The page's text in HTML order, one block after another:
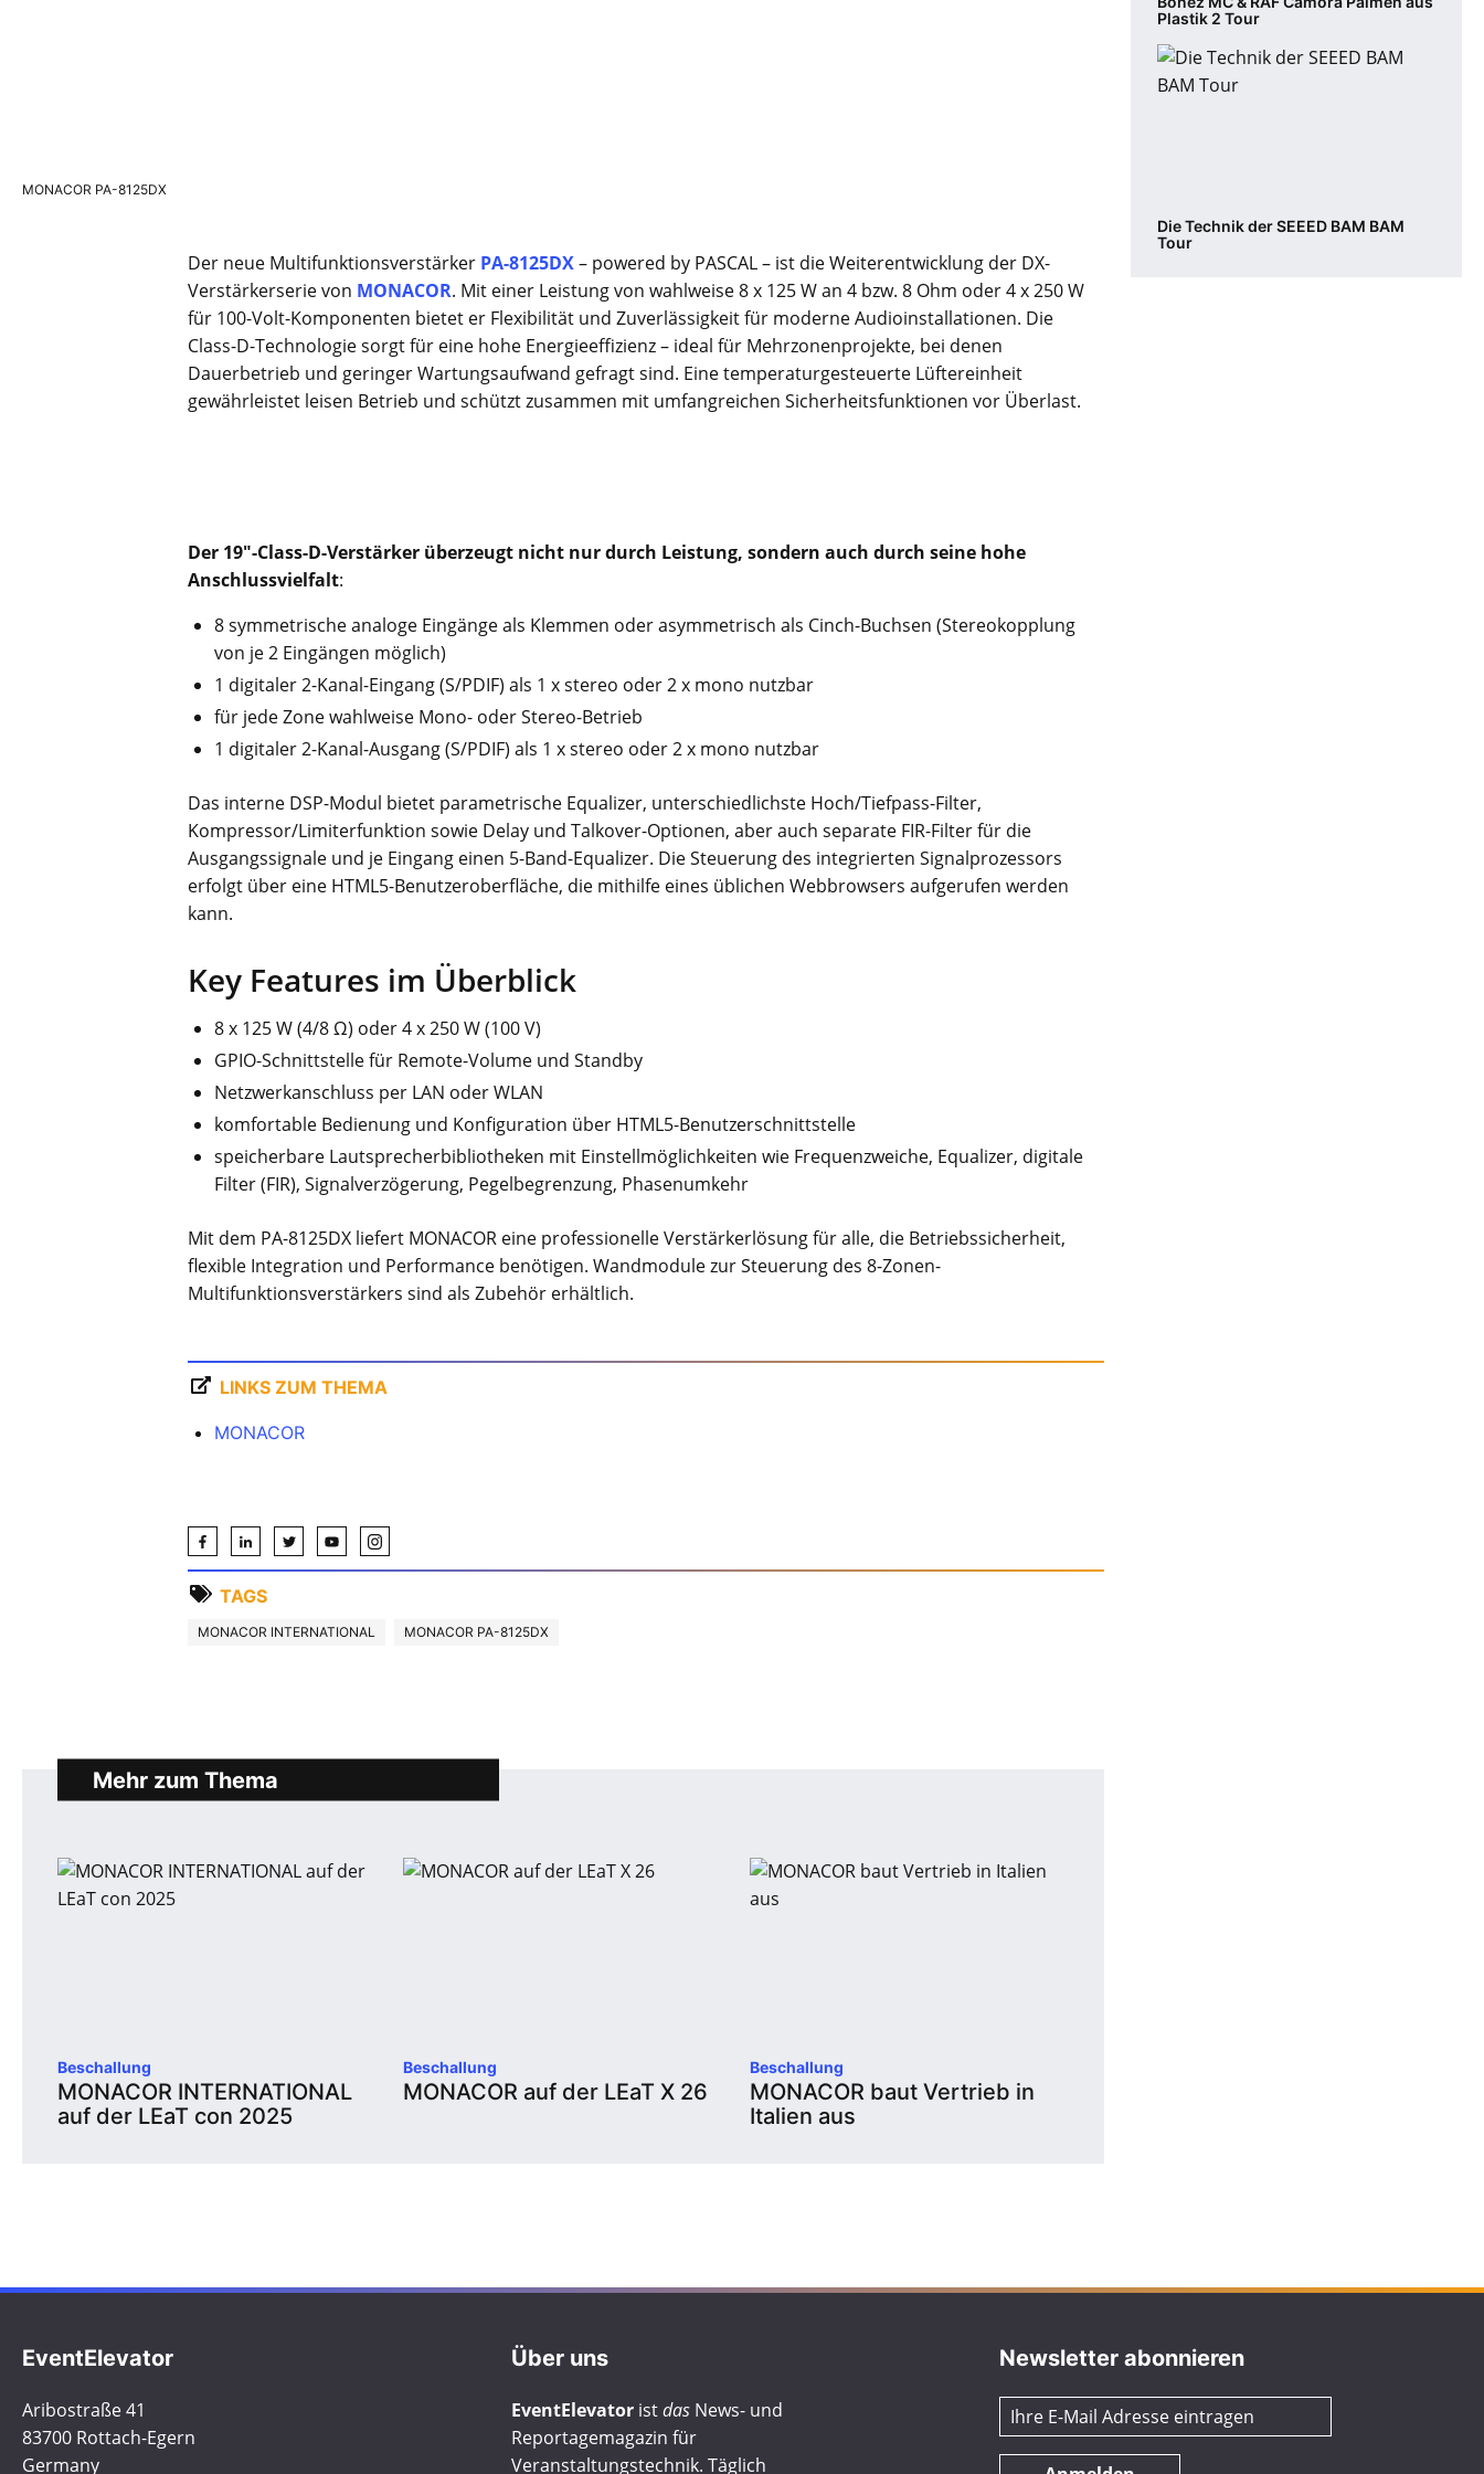
MONACOR PA-8125DX
Der neue Multifunktionsverstärker PA-8125DX– powered by PASCAL – ist die Weiterentwicklung der DX-
Verstärkerserie von MONACOR. Mit einer Leistung von wahlweise 8 x 125 W an 4 bzw. 8 Ohm oder 4 x 250 W
für 100-Volt-Komponenten bietet er Flexibilität und Zuverlässigkeit für moderne Audioinstallationen. Die
Class-D-Technologie sorgt für eine hohe Energieeffizienz – ideal für Mehrzonenprojekte, bei denen
Dauerbetrieb und geringer Wartungsaufwand gefragt sind. Eine temperaturgesteuerte Lüftereinheit
gewährleistet leisen Betrieb und schützt zusammen mit umfangreichen Sicherheitsfunktionen vor Überlast.
Der 19″-Class-D-Verstärker überzeugt nicht nur durch Leistung, sondern auch durch seine hohe
Anschlussvielfalt:
8 symmetrische analoge Eingänge als Klemmen oder asymmetrisch als Cinch-Buchsen (Stereokopplung
von je 2 Eingängen möglich)
1 digitaler 2-Kanal-Eingang (S/PDIF) als 1 x stereo oder 2 x mono nutzbar
für jede Zone wahlweise Mono- oder Stereo-Betrieb
1 digitaler 2-Kanal-Ausgang (S/PDIF) als 1 x stereo oder 2 x mono nutzbar
Das interne DSP-Modul bietet parametrische Equalizer, unterschiedlichste Hoch/Tiefpass-Filter,
Kompressor/Limiterfunktion sowie Delay und Talkover-Optionen, aber auch separate FIR-Filter für die
Ausgangssignale und je Eingang einen 5-Band-Equalizer. Die Steuerung des integrierten Signalprozessors
erfolgt über eine HTML5-Benutzeroberfläche, die mithilfe eines üblichen Webbrowsers aufgerufen werden
kann.
Key Features im Überblick
8 x 125 W (4/8 Ω) oder 4 x 250 W (100 V)
GPIO-Schnittstelle für Remote-Volume und Standby
Netzwerkanschluss per LAN oder WLAN
komfortable Bedienung und Konfiguration über HTML5-Benutzerschnittstelle
speicherbare Lautsprecherbibliotheken mit Einstellmöglichkeiten wie Frequenzweiche, Equalizer, digitale
Filter (FIR), Signalverzögerung, Pegelbegrenzung, Phasenumkehr
Mit dem PA-8125DX liefert MONACOR eine professionelle Verstärkerlösung für alle, die Betriebssicherheit,
flexible Integration und Performance benötigen. Wandmodule zur Steuerung des 8-Zonen-
Multifunktionsverstärkers sind als Zubehör erhältlich.
LINKS ZUM THEMA
MONACOR
TAGS
MONACOR INTERNATIONAL MONACOR PA-8125DX
Mehr zum Thema
Beschallung
MONACOR INTERNATIONAL
auf der LEaT con 2025
Beschallung
MONACOR auf der LEaT X 26
Beschallung
MONACOR baut Vertrieb in
Italien aus
Plastik 2 Tour
Die Technik der SEEED BAM BAM
Tour
EventElevator
Aribostraße 41
83700 Rottach-Egern
Germany
Über uns
EventElevatoristdasNews- und
Reportagemagazin für
Veranstaltungstechnik. Täglich
Newsletter abonnieren